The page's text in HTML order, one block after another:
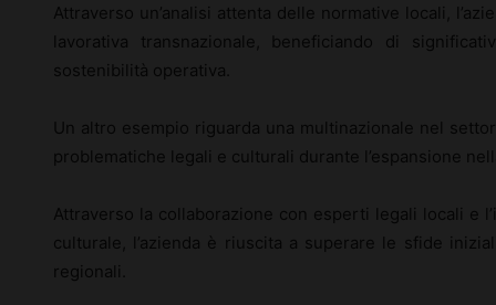
Attraverso un’analisi attenta delle normative locali,
lavorativa transnazionale, beneficiando di
sostenibilità operativa.
Un altro esempio riguarda una multinazionale nel
problematiche legali e culturali durante l’espansione
Attraverso la collaborazione con esperti legali locali e
culturale, l’azienda è riuscita a superare le sfide
regionali.